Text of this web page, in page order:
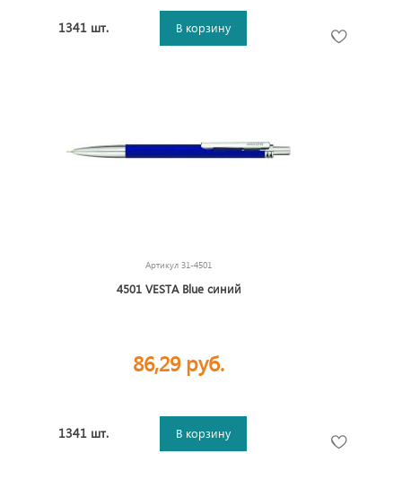
1341 шт. В корзину
Артикул 31-4501
4501 VESTA Blue синий
86,29 руб.
1341 шт. В корзину